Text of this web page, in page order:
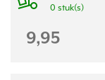
0 stuk(s)
9,95